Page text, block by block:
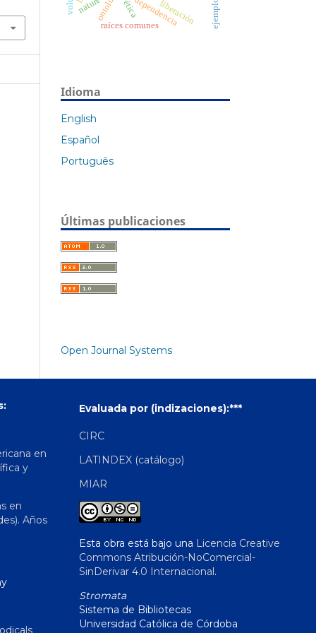
dependencia
liberación
ética
raíces comunes
nature
Idioma
English
Español
Português
Últimas publicaciones
Open Journal Systems
en
y
en
Años
Evaluada por (indizaciones):***
CIRC
LATINDEX (catálogo)
MIAR
Esta obra está bajo una Licencia Creative
Commons Atribución-NoComercial-
SinDerivar 4.0 Internacional.
Stromata
Sistema de Bibliotecas
Universidad Católica de Córdoba